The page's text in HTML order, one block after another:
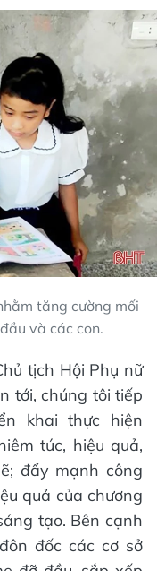
tăng cường mối
và các con.
tịch Hội Phụ nữ
tới, chúng tôi tiếp
khai thực hiện
túc, hiệu quả,
đẩy mạnh công
quả của chương
tạo. Bên cạnh
đốc các cơ sở